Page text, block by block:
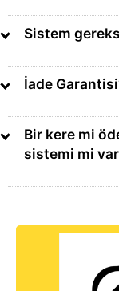
Sistem
İade
Bir kere mi
sistemi mi